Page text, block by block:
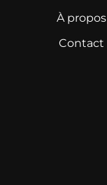
À propos
Contact